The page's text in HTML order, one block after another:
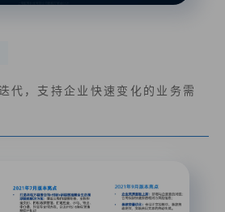
代，支持企业快速变化的业务需